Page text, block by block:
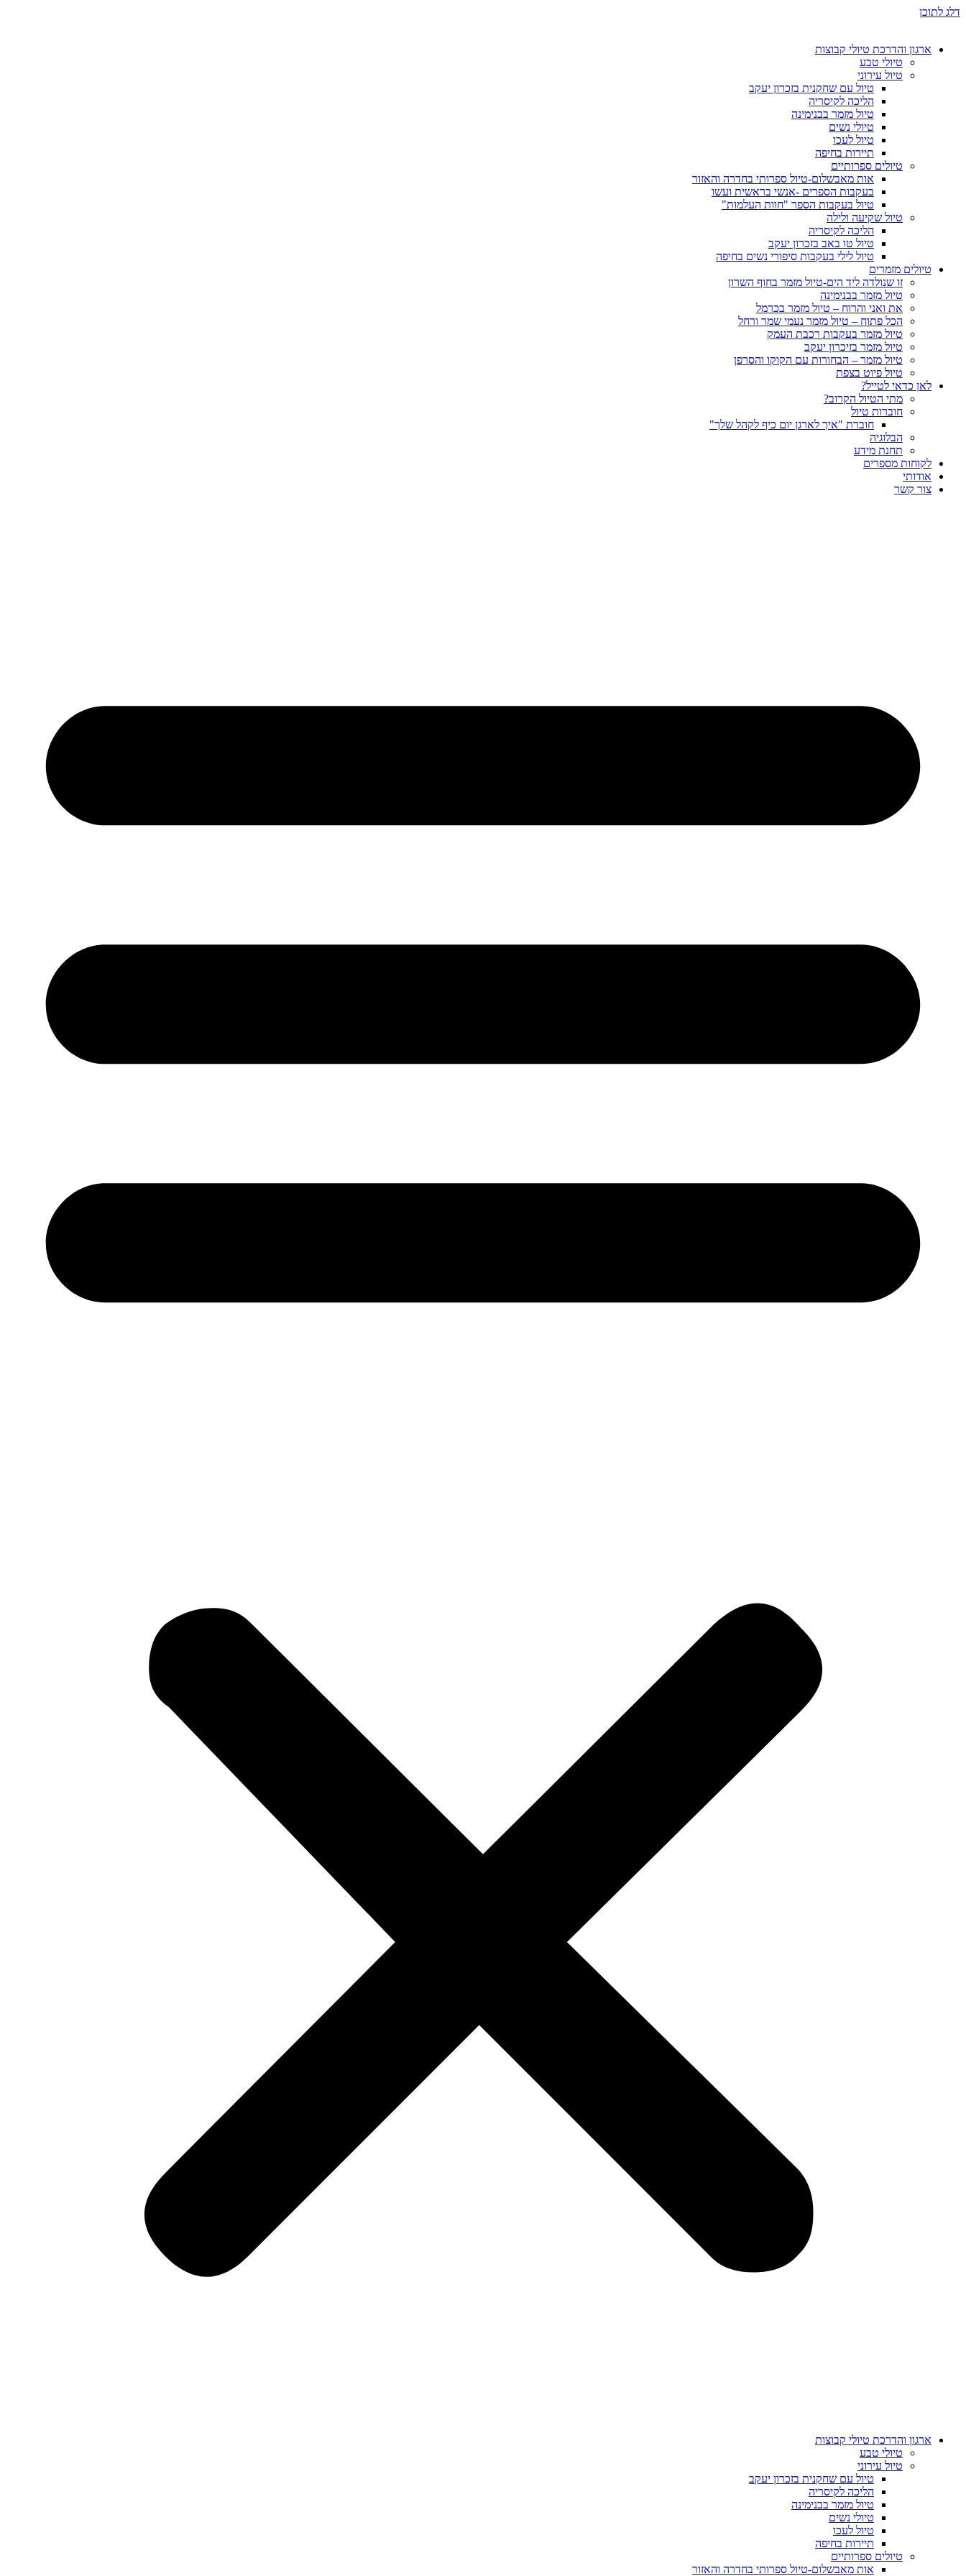
דלג לתוכן
ארגון והדרכת טיולי קבוצות
טיולי טבע
טיול עירוני
טיול עם שחקנית בזכרון יעקב
הליכה לקיסריה
טיול מזמר בבנימינה
טיולי נשים
טיול לעכו
תיירות בחיפה
טיולים ספרותיים
אות מאבשלום-טיול ספרותי בחדרה והאזור
בעקבות הספרים -אנשי בראשית ועשו
טיול בעקבות הספר "חוות העלמות"
טיול שקיעה ולילה
הליכה לקיסריה
טיול טו באב בזכרון יעקב
טיול לילי בעקבות סיפורי נשים בחיפה
טיולים מזמרים
זו שנולדה ליד הים-טיול מזמר בחוף השרון
טיול מזמר בבנימינה
את ואני והרוח – טיול מזמר בכרמל
הכל פתוח – טיול מזמר נעמי שמר ורחל
טיול מזמר בעקבות רכבת העמק
טיול מזמר בזיכרון יעקב
טיול מזמר – הבחורות עם הקוקו והסרפן
טיול פיוט בצפת
לאן כדאי לטייל?
מתי הטיול הקרוב?
חוברות טיול
חוברת "איך לארגן יום כיף לקהל שלך"
הבלוגיה
תחנת מידע
לקוחות מספרים
אודותי
צור קשר
ארגון והדרכת טיולי קבוצות
טיולי טבע
טיול עירוני
טיול עם שחקנית בזכרון יעקב
הליכה לקיסריה
טיול מזמר בבנימינה
טיולי נשים
טיול לעכו
תיירות בחיפה
טיולים ספרותיים
אות מאבשלום-טיול ספרותי בחדרה והאזור